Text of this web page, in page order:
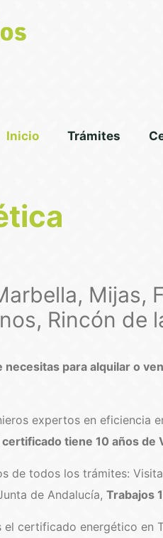
Inicio Trámites
Mijas,
Rincón de
necesitas para alquilar o
expertos en eficiencia
certificado tiene 10 años de
de todos los trámites:
de Andalucía, Trabajos
el certificado energético en